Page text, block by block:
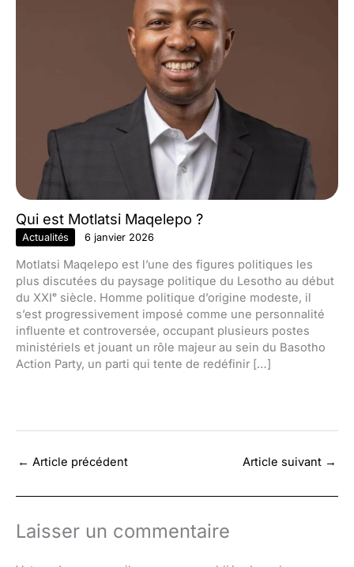
Qui est Motlatsi Maqelepo ?
Actualités 6 janvier 2026
Motlatsi Maqelepo est l’une des figures politiques les
plus discutées du paysage politique du Lesotho au début
du XXIᵉ siècle. Homme politique d’origine modeste, il
s’est progressivement imposé comme une personnalité
influente et controversée, occupant plusieurs postes
ministériels et jouant un rôle majeur au sein du Basotho
Action Party, un parti qui tente de redéfinir […]
← Article précédent Article suivant →
Laisser un commentaire